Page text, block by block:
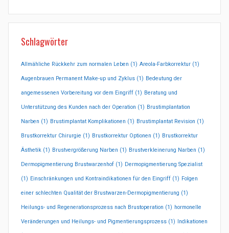
Schlagwörter
Allmähliche Rückkehr zum normalen Leben (1) Areola-Farbkorrektur (1)
Augenbrauen Permanent Make-up und Zyklus (1) Bedeutung der
angemessenen Vorbereitung vor dem Eingriff (1) Beratung und
Unterstützung des Kunden nach der Operation (1) Brustimplantation
Narben (1) Brustimplantat Komplikationen (1) Brustimplantat Revision (1)
Brustkorrektur Chirurgie (1) Brustkorrektur Optionen (1) Brustkorrektur
Ästhetik (1) Brustvergrößerung Narben (1) Brustverkleinerung Narben (1)
Dermopigmentierung Brustwarzenhof (1) Dermopigmentierung Spezialist
(1) Einschränkungen und Kontraindikationen für den Eingriff (1) Folgen
einer schlechten Qualität der Brustwarzen-Dermopigmentierung (1)
Heilungs- und Regenerationsprozess nach Brustoperation (1) hormonelle
Veränderungen und Heilungs- und Pigmentierungsprozess (1) Indikationen